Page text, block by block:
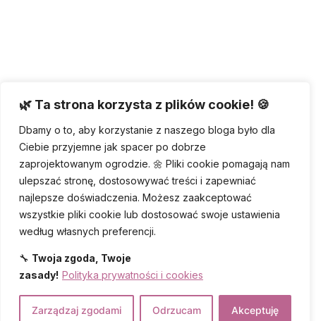
🌿 Ta strona korzysta z plików cookie! 🍪
Dbamy o to, aby korzystanie z naszego bloga było dla
Ciebie przyjemne jak spacer po dobrze
zaprojektowanym ogrodzie. 🌼 Pliki cookie pomagają nam
ulepszać stronę, dostosowywać treści i zapewniać
najlepsze doświadczenia. Możesz zaakceptować
wszystkie pliki cookie lub dostosować swoje ustawienia
według własnych preferencji.
🔧 Twoja zgoda, Twoje
zasady! Polityka prywatności i cookies
Zarządzaj zgodami Odrzucam Akceptuję